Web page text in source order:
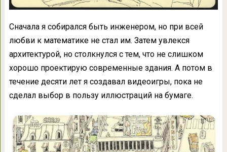
Сначала я собирался быть инженером, но при всей
любви к математике не стал им. Затем увлекся
архитектурой, но столкнулся с тем, что не слишком
хорошо проектирую современные здания. А потом в
течение десяти лет я создавал видеоигры, пока не
сделал выбор в пользу иллюстраций на бумаге.